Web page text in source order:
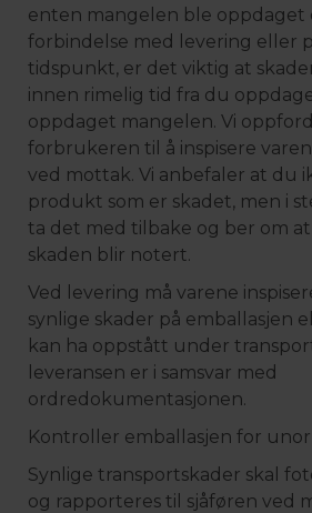
enten mangelen ble oppdaget
forbindelse med levering eller
tidspunkt, er det viktig at
innen rimelig tid fra du
oppdaget mangelen. Vi
forbrukeren til å inspisere
ved mottak. Vi anbefaler at du
produkt som er skadet, men i
ta det med tilbake og ber om
skaden blir notert.
Ved levering må varene
synlige skader på emballasjen
kan ha oppstått under
leveransen er i samsvar med
ordredokumentasjonen.
Kontroller emballasjen for
Synlige transportskader skal
og rapporteres til sjåføren ved